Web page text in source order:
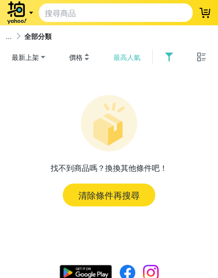
登
全部分類
最新上架 價格 最高人氣
找不到商品嗎？換換其他條件吧！
清除條件再搜尋